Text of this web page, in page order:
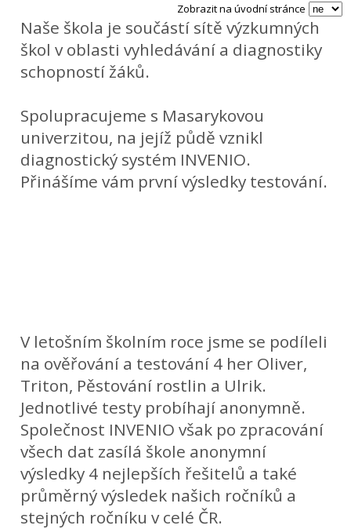
Zobrazit na úvodní stránce
Naše škola je součástí sítě výzkumných
škol v oblasti vyhledávání a diagnostiky
schopností žáků.
Spolupracujeme s Masarykovou
univerzitou, na jejíž půdě vznikl
diagnostický systém INVENIO.
Přinášíme vám první výsledky testování.
V letošním školním roce jsme se podíleli
na ověřování a testování 4 her Oliver,
Triton, Pěstování rostlin a Ulrik.
Jednotlivé testy probíhají anonymně.
Společnost INVENIO však po zpracování
všech dat zasílá škole anonymní
výsledky 4 nejlepších řešitelů a také
průměrný výsledek našich ročníků a
stejných ročníku v celé ČR.